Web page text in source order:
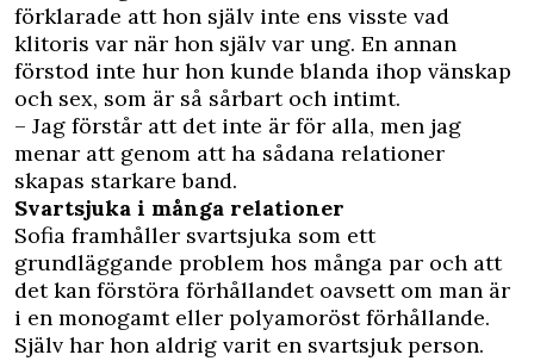
förklarade att hon själv inte ens visste vad
klitoris var när hon själv var ung. En annan
förstod inte hur hon kunde blanda ihop vänskap
och sex, som är så sårbart och intimt.
– Jag förstår att det inte är för alla, men jag
menar att genom att ha sådana relationer
skapas starkare band.
Svartsjuka i många relationer
Sofia framhåller svartsjuka som ett
grundläggande problem hos många par och att
det kan förstöra förhållandet oavsett om man är
i en monogamt eller polyamoröst förhållande.
Själv har hon aldrig varit en svartsjuk person.